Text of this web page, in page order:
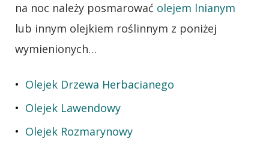
na noc należy posmarować olejem lnianym
lub innym olejkiem roślinnym z poniżej
wymienionych…
Olejek Drzewa Herbacianego
Olejek Lawendowy
Olejek Rozmarynowy